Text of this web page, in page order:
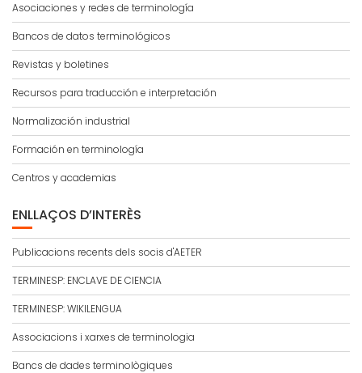
Asociaciones y redes de terminología
Bancos de datos terminológicos
Revistas y boletines
Recursos para traducción e interpretación
Normalización industrial
Formación en terminología
Centros y academias
ENLLAÇOS D’INTERÈS
Publicacions recents dels socis d'AETER
TERMINESP: ENCLAVE DE CIENCIA
TERMINESP: WIKILENGUA
Associacions i xarxes de terminologia
Bancs de dades terminològiques